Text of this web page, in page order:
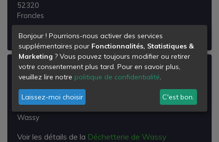
52320
Froncles
Voir les détails de laDéchetterie de Froncles
Déchetterie de Wassy
Lieu Dit les Chanoines
52130
Wassy
Voir les détails de la Déchetterie de Wassy
Bonjour ! Pourrions-nous activer des services
supplémentaires pour Fonctionnalités, Statistiques &
Marketing ? Vous pouvez toujours modifier ou retirer
votre consentement plus tard. Pour en savoir plus,
veuillez lire notre politique de confidentialité.
Laissez-moi choisir C'est bon.